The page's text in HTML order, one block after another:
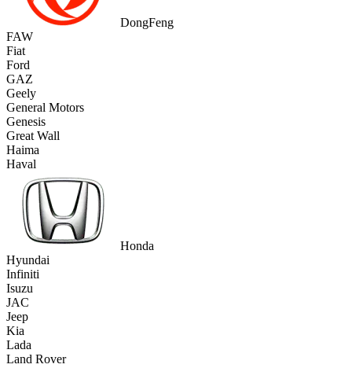
DongFeng
FAW
Fiat
Ford
GAZ
Geely
General Motors
Genesis
Great Wall
Haima
Haval
Honda
Hyundai
Infiniti
Isuzu
JAC
Jeep
Kia
Lada
Land Rover